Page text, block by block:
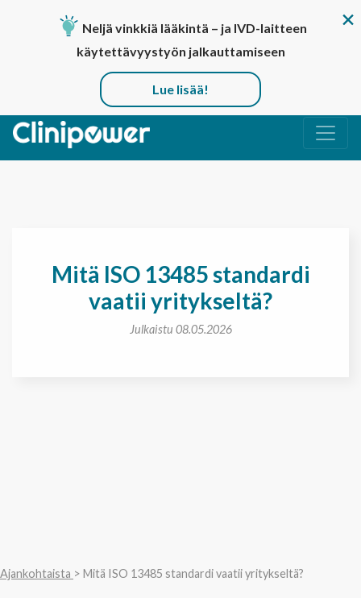
Päävalikko
Mitä ISO 13485 standardi
vaatii yritykseltä?
Julkaistu 08.05.2026
Ajankohtaista > Mitä ISO 13485 standardi vaatii yritykseltä?
Neljä vinkkiä lääkintä – ja IVD-laitteen
käytettävyystyön jalkauttamiseen
Lue lisää!